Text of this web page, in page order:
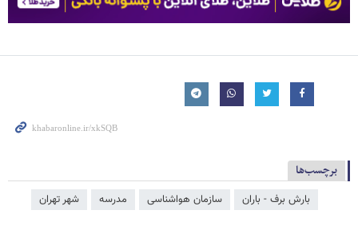
برچسب‌ها
بارش برف - باران سازمان هواشناسی مدرسه شهر تهران